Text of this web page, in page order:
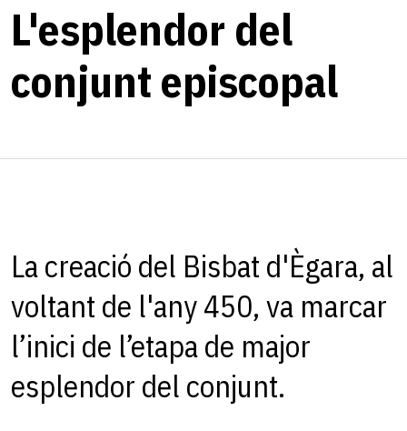
L'esplendor del
conjunt episcopal
La creació del Bisbat d'Ègara, al
voltant de l'any 450, va marcar
l’inici de l’etapa de major
esplendor del conjunt.